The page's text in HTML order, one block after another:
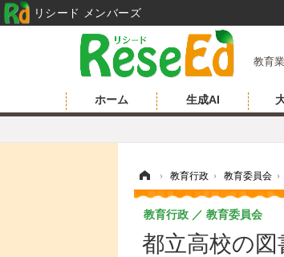
教育
ホーム 生成AI
› 教育行政 › 教育委員会 ›
都立高校の
教育行政 教育委員会
リシード メンバーズ